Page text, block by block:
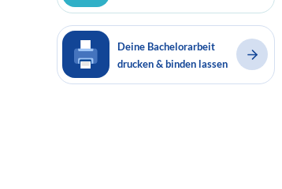
Deine Bachelorarbeit
drucken & binden lassen